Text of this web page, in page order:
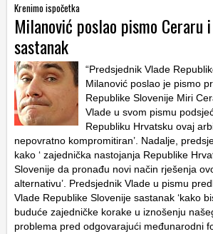
Krenimo ispočetka
Milanović poslao pismo Ceraru
sastanak
“Predsjednik Vlade
Milanović poslao je pismo
Republike Slovenije Miri
Vlade u svom pismu
Republiku Hrvatsku ovaj
nepovratno kompromitiran’. Nadalje,
kako ‘ zajednička nastojanja Republike
Slovenije da pronađu novi način rješenja
alternativu’. Predsjednik Vlade u pismu
Vlade Republike Slovenije sastanak ‘kako
buduće zajedničke korake u iznošenju
problema pred odgovarajući međunarodni